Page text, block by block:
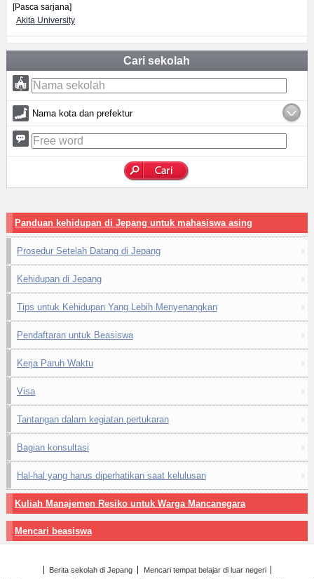
[Pasca sarjana]
Akita University
Cari sekolah
Nama kota dan prefektur
Panduan kehidupan di Jepang untuk mahasiswa asing
Prosedur Setelah Datang di Jepang
Kehidupan di Jepang
Tips untuk Kehidupan Yang Lebih Menyenangkan
Pendaftaran untuk Beasiswa
Kerja Paruh Waktu
Visa
Tantangan dalam kegiatan pertukaran
Bagian konsultasi
Hal-hal yang harus diperhatikan saat kelulusan
Kuliah Manajemen Resiko untuk Warga Mancanegara
Mencari beasiswa
Berita sekolah di Jepang
Mencari tempat belajar di luar negeri